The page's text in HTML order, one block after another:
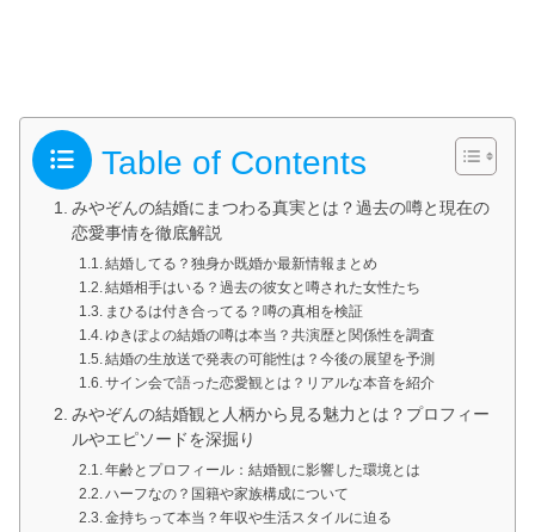
Table of Contents
みやぞんの結婚にまつわる真実とは？過去の噂と現在の
恋愛事情を徹底解説
結婚してる？独身か既婚か最新情報まとめ
結婚相手はいる？過去の彼女と噂された女性たち
まひるは付き合ってる？噂の真相を検証
ゆきぽよの結婚の噂は本当？共演歴と関係性を調査
結婚の生放送で発表の可能性は？今後の展望を予測
サイン会で語った恋愛観とは？リアルな本音を紹介
みやぞんの結婚観と人柄から見る魅力とは？プロフィー
ルやエピソードを深掘り
年齢とプロフィール：結婚観に影響した環境とは
ハーフなの？国籍や家族構成について
金持ちって本当？年収や生活スタイルに迫る